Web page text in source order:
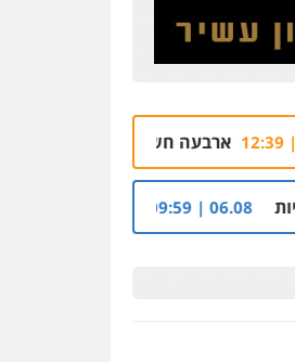
ברצח אישה לעיני ילדיה בכפר
רשות מקרקעי ישראל הרסה בנייה לא
סעדי
פשיעה חמורה ליווי